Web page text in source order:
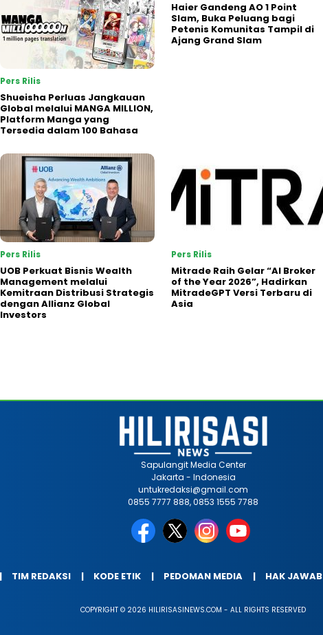
Pers Rilis
Shueisha Perluas Jangkauan
Global melalui MANGA MILLION,
Platform Manga yang
Tersedia dalam 100 Bahasa
Haier Gandeng AO 1 Point
Slam, Buka Peluang bagi
Petenis Komunitas Tampil di
Ajang Grand Slam
Pers Rilis
UOB Perkuat Bisnis Wealth
Management melalui
Kemitraan Distribusi Strategis
dengan Allianz Global
Investors
Pers Rilis
Mitrade Raih Gelar “AI Broker
of the Year 2026”, Hadirkan
MitradeGPT Versi Terbaru di
Asia
Sapulangit Media Center
Jakarta - Indonesia
untukredaksi@gmail.com
0855 7777 888, 0853 1555 7788
TIM REDAKSI KODE ETIK PEDOMAN MEDIA HAK JAWAB
COPYRIGHT © 2026 HILIRISASINEWS.COM - ALL RIGHTS RESERVED